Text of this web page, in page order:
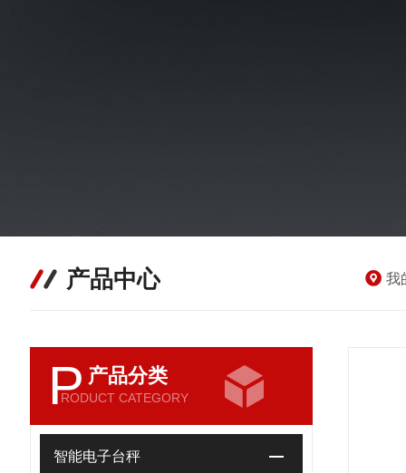
产品中心 我
P 产品分类
RODUCT CATEGORY
智能电子台秤